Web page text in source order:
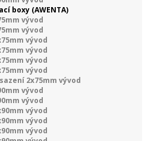
boxy (AWENTA)
vývod
vývod
vývod
vývod
vývod
vývod
2x75mm vývod
vývod
vývod
vývod
vývod
vývod